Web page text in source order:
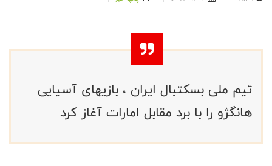
تیم ملی بسکتبال ایران ، بازیهای آسیایی
هانگژو را با برد مقابل امارات آغاز کرد